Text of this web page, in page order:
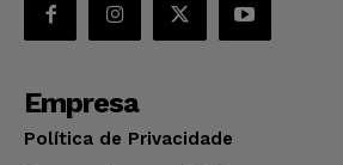
Empresa
Política de Privacidade